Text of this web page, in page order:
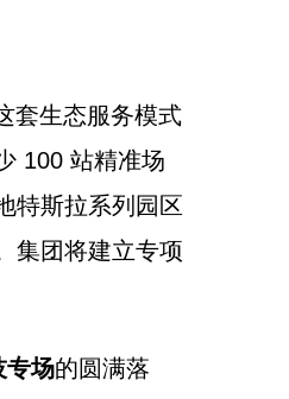
套生态服务模式
100 站精准场
特斯拉系列园区
集团将建立专项
专场的圆满落